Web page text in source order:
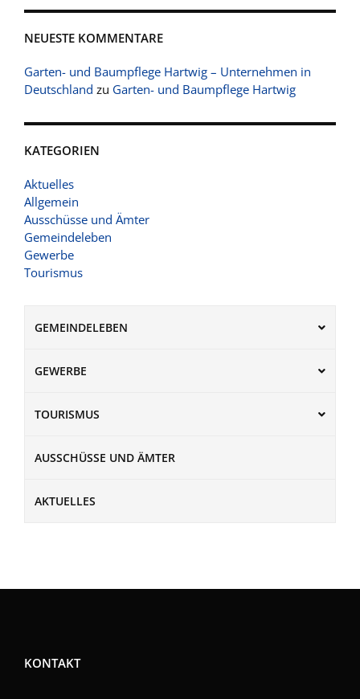
NEUESTE KOMMENTARE
Garten- und Baumpflege Hartwig – Unternehmen in
Deutschland zu Garten- und Baumpflege Hartwig
KATEGORIEN
Aktuelles
Allgemein
Ausschüsse und Ämter
Gemeindeleben
Gewerbe
Tourismus
GEMEINDELEBEN
GEWERBE
TOURISMUS
AUSSCHÜSSE UND ÄMTER
AKTUELLES
KONTAKT